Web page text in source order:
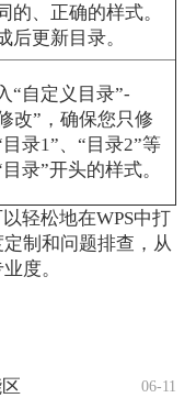
的、正确的样式。
后更新目录。
“自定义目录”-
改”，确保您只修
录1”、“目录2”等
录”开头的样式。
轻松地在WPS中打
制和问题排查，从
度。
06-11